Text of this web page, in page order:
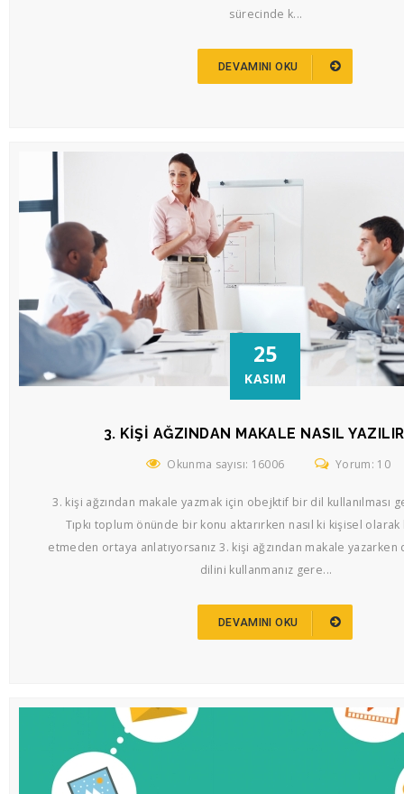
sürecinde k...
DEVAMINI OKU
25
KASIM
3. KIŞI AĞZINDAN MAKALE NASIL
Okunma sayısı: 16006 Yorum: 10
3. kişi ağzından makale yazmak için obejktif bir dil kullanılması
Tıpkı toplum önünde bir konu aktarırken nasıl ki kişisel
etmeden ortaya anlatıyorsanız 3. kişi ağzından makale yazarken
dilini kullanmanız gere...
DEVAMINI OKU